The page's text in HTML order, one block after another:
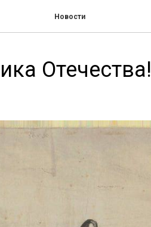
Новости
Отечества!